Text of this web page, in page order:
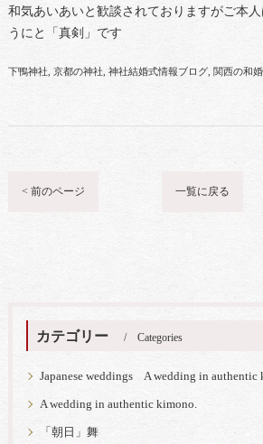
和気あいあいと歓談されておりますがご本
うにと「真剣」です
下鴨神社 京都の神社 神社結婚式情報ブログ 関西の和婚
< 前のページ 一覧に戻る
カテゴリー Categories
Japanese weddings A wedding in authentic
A wedding in authentic kimono.
「朝日」舞